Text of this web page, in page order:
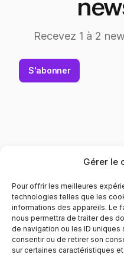
Gérer le
Pour offrir les meilleures
technologies telles que les
informations des appareils. Le
nous permettra de traiter des
de navigation ou les ID
consentir ou de retirer son
sur certaines caractéristiques
Recevez 1 à 2
S'abonner
Contribuer à l'évolution des
envers les personnes